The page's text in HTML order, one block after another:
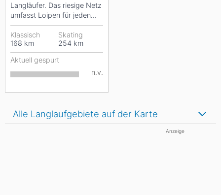
Langläufer. Das riesige Netz
umfasst Loipen für jeden
Geschmack und in allen...
Klassisch
168 km
Skating
254 km
Aktuell gespurt
n.v.
Alle Langlaufgebiete auf der Karte
Anzeige